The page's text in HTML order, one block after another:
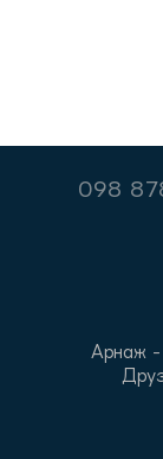
098
Арнаж -